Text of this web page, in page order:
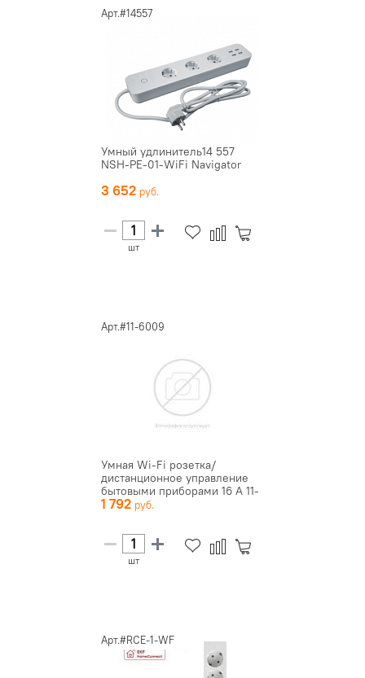
Арт.#14557
Умный удлинитель14 557
NSH-PE-01-WiFi Navigator
3 652
шт
Арт.#11-6009
Умная Wi-Fi розетка/
дистанционное управление
бытовыми приборами 16 А 11-
600...
1 792
шт
Арт.#RCE-1-WF